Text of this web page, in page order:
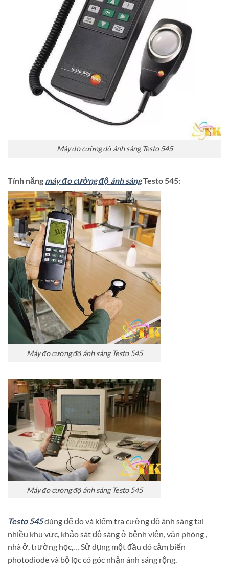
Máy đo cường độ ánh sáng Testo 545
Tính năng máy đo cường độ ánh sángTesto 545:
Máy đo cường độ ánh sáng Testo 545
Máy đo cường độ ánh sáng Testo 545
Testo 545dùng để đo và kiểm tra cường độ ánh sáng tại
nhiều khu vực, khảo sát độ sáng ở bệnh viện, văn phòng ,
nhà ở, trường học,… Sử dụng một đầu dó cảm biến
photodiode và bộ lọc có góc nhận ánh sáng rộng.